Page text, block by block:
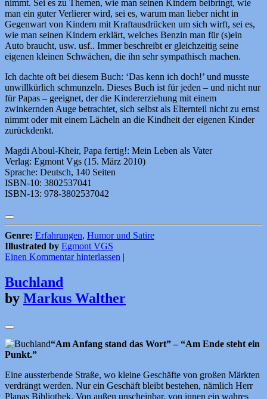
nimmt. Sei es zu Themen, wie man seinen Kindern beibringt, wie
man ein guter Verlierer wird, sei es, warum man lieber nicht in
Gegenwart von Kindern mit Kraftausdrücken um sich wirft, sei es,
wie man seinen Kindern erklärt, welches Benzin man für (s)ein
Auto braucht, usw. usf.. Immer beschreibt er gleichzeitig seine
eigenen kleinen Schwächen, die ihn sehr sympathisch machen.
Ich dachte oft bei diesem Buch: ‘Das kenn ich doch!’ und musste
unwillkürlich schmunzeln. Dieses Buch ist für jeden – und nicht nur
für Papas – geeignet, der die Kindererziehung mit einem
zwinkernden Auge betrachtet, sich selbst als Elternteil nicht zu ernst
nimmt oder mit einem Lächeln an die Kindheit der eigenen Kinder
zurückdenkt.
Magdi Aboul-Kheir, Papa fertig!: Mein Leben als Vater
Verlag: Egmont Vgs (15. März 2010)
Sprache: Deutsch, 140 Seiten
ISBN-10: 3802537041
ISBN-13: 978-3802537042
Genre: Erfahrungen, Humor und Satire
Illustrated by Egmont VGS
Einen Kommentar hinterlassen |
Buchland
by Markus Walther
“Am Anfang stand das Wort” – “Am Ende steht ein
Punkt.”
Eine aussterbende Straße, wo kleine Geschäfte von großen Märkten
verdrängt werden. Nur ein Geschäft bleibt bestehen, nämlich Herr
Planas Bibliothek. Von außen unscheinbar, von innen ein wahres